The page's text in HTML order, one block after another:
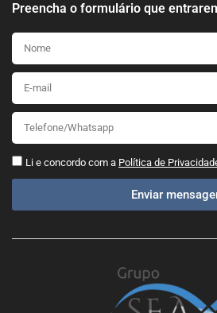
Preencha o formulário que
Li e concordo com a Política de
Enviar